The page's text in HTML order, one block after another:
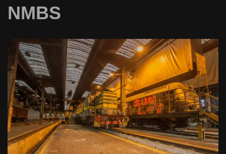
NMBS